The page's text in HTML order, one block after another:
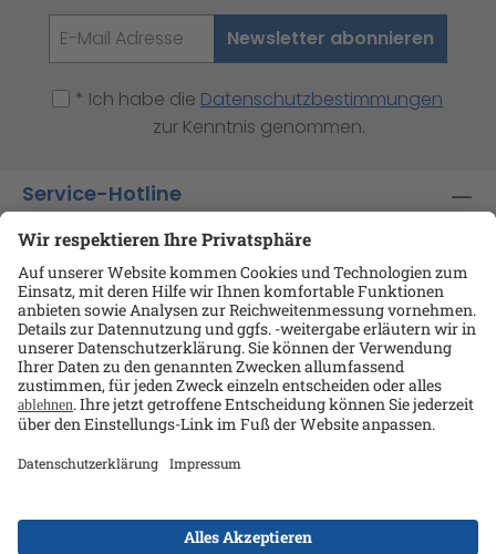
Newsletter abonnieren
* Ich habe die Datenschutzbestimmungen
zur Kenntnis genommen.
Service-Hotline
Shop-Service
Informationen
Ansprechpartner
Kontakt